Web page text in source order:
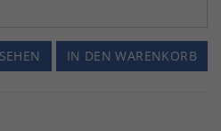
IN DEN WARENKORB